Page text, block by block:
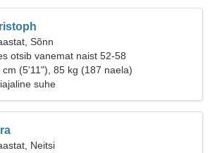
Sõnn
otsib vanemat naist 52-58
cm (5'11"), 85 kg (187 naela)
suhe
Neitsi